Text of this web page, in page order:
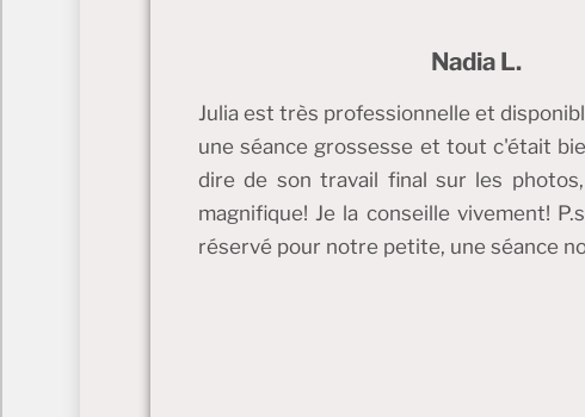
Nadia L.
Julia est très professionnelle et
une séance grossesse et tout c'était
dire de son travail final sur les
magnifique! Je la conseille vivement!
réservé pour notre petite, une séance